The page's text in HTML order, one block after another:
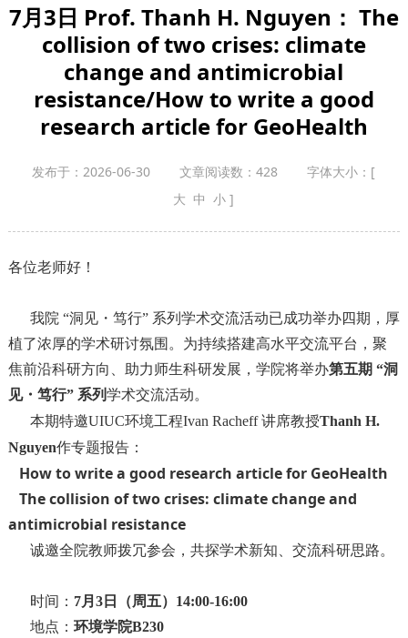
7月3日 Prof. Thanh H. Nguyen： The
collision of two crises: climate
change and antimicrobial
resistance/How to write a good
research article for GeoHealth
发布于：2026-06-30 文章阅读数：428 字体大小： [
大 中 小 ]
各位老师好！
我院 “洞见・笃行” 系列学术交流活动已成功举办四期，厚
植了浓厚的学术研讨氛围。为持续搭建高水平交流平台，聚
焦前沿科研方向、助力师生科研发展，学院将举办第五期 “洞
见・笃行” 系列学术交流活动。
本期特邀UIUC环境工程Ivan Racheff 讲席教授Thanh H.
Nguyen作专题报告：
How to write a good research article for GeoHealth
The collision of two crises: climate change and
antimicrobial resistance
诚邀全院教师拨冗参会，共探学术新知、交流科研思路。
时间： 7月3日（周五）14:00-16:00
地点： 环境学院B230